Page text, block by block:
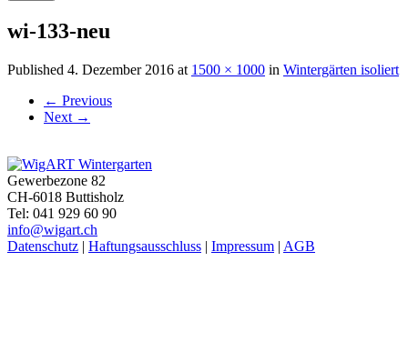
wi-133-neu
Published 4. Dezember 2016 at 1500 × 1000 in Wintergärten isoliert
← Previous
Next →
Gewerbezone 82
CH-6018 Buttisholz
Tel: 041 929 60 90
info@wigart.ch
Datenschutz | Haftungsausschluss | Impressum | AGB